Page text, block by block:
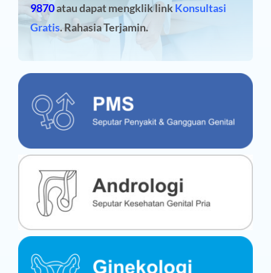
9870atau dapat mengklik linkKonsultasi
Gratis. Rahasia Terjamin.